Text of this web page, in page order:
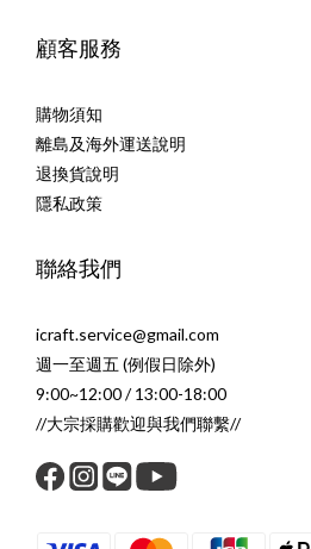
顧客服務
購物須知
離島及海外運送說明
退換貨說明
隱私政策
聯絡我們
icraft.service@gmail.com
週一至週五 (例假日除外)
9:00~12:00 / 13:00-18:00
//大宗採購歡迎與我們聯繫//